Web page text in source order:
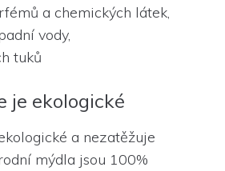
a chemických látek,
vody,
tuků
je ekologické
a nezatěžuje
mýdla jsou 100%